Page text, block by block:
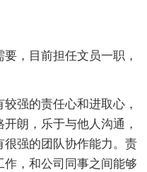
，目前担任文员一职，
强的责任心和进取心，
朗，乐于与他人沟通，
强的团队协作能力。责
，和公司同事之间能够